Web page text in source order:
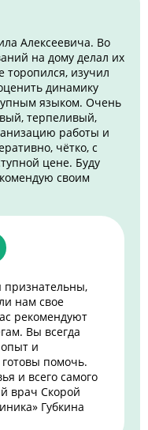
Алексеевича. Во
на дому делал их
торопился, изучил
динамику
языком. Очень
терпеливый,
работы и
чётко, с
цене. Буду
своим
нам свое
рекомендуют
Вы всегда
и
помочь.
и всего самого
врач Скорой
Губкина